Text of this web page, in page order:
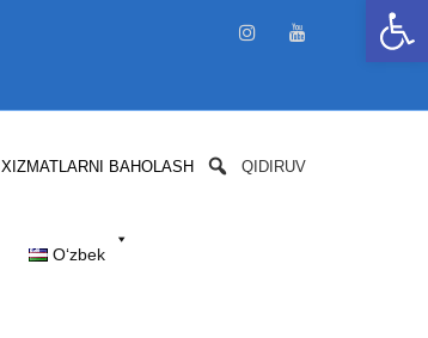
XIZMATLARNI BAHOLASH QIDIRUV
Oʻzbek